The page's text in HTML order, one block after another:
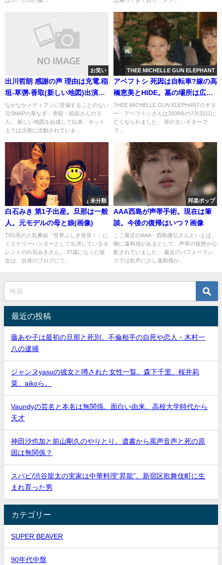
お笑い
出川哲朗 感謝の声 理由は充電.稲
垣-草彅-香取(新しい地図)出演と
関係
なかなかメディアンに登場することのない
元SMAPの草なぎ・香取・稲垣さんの３
人。 新しい地図を結成して以来、ネット
上では活発に活動されていま...
THEE MICHELLE GUN ELEPHANT
アベフトシ 死因は自転車?嫁の高
橋恵美とHIDE。墓の場所は広島/
江波
THEE MICHELLE GUN ELEPHANTのギタ
ー・アベフトシさんは2009年の7月22日に
亡くなられました。 骨の太いギターで
フ...
未分類
白石みき 第1子出産。旦那は一般
人。元モデルの母と娘(画像)
TBS系の人気番組「世界ふしぎ発見！」に
ミステリーハンターとして出演しているタ
レントの白石みきさん。 37歳になった彼
女は、自身のブログにて...
邦楽ポップ
AAA西島が声帯手術。現在は筆
談。今後の復帰はいつ？画像
ここ最近のAAA・西島隆弘さんといえば、
喉に違和感があるとして、声帯の状態が心
配されていました。 最近のパフォーマン
スでは歌声に少し違和感が...
最近の投稿
藤あや子は最初の旦那と死別。不倫相手の自死や恋人・木村一
八の逮捕
ジャンヌyasuの彼女と噂された女性一覧。森下千里、桜井莉
菜、aikoら。
Vaundyの芸名と本名は無関係。面白い由来。高校大学時代から
天才
神田沙也加と前山剛久のやりとり。遺書から罵声音声と死の原
因は無関係？
スパビ/渋谷龍太の実家は中華料理”昇龍”。新宿区歌舞伎町に生
まれ育った男
カテゴリー
SUPER BEAVER
90年代中盤